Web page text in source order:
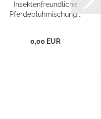
Insektenfreundliche
Pferdeblühmischung...
0,00 EUR